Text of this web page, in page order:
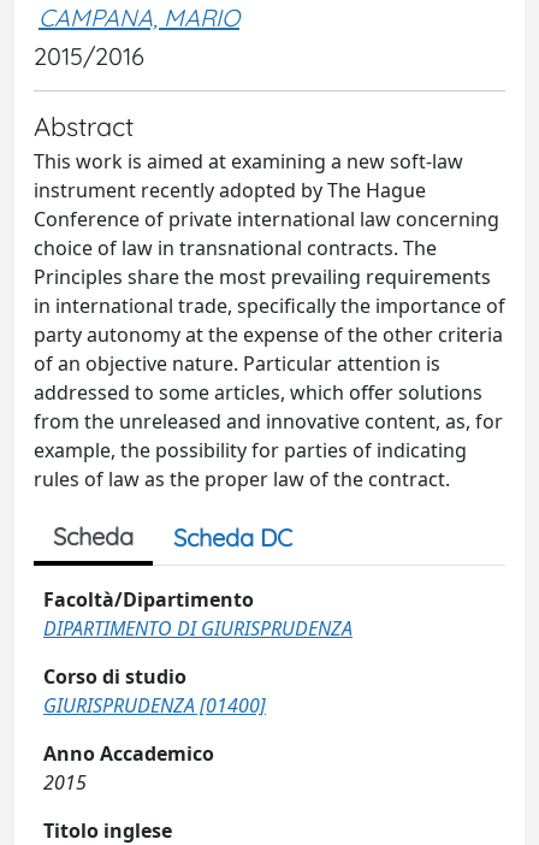
CAMPANA, MARIO
2015/2016
Abstract
This work is aimed at examining a new soft-law
instrument recently adopted by The Hague
Conference of private international law concerning
choice of law in transnational contracts. The
Principles share the most prevailing requirements
in international trade, specifically the importance of
party autonomy at the expense of the other criteria
of an objective nature. Particular attention is
addressed to some articles, which offer solutions
from the unreleased and innovative content, as, for
example, the possibility for parties of indicating
rules of law as the proper law of the contract.
Scheda Scheda DC
Facoltà/Dipartimento
DIPARTIMENTO DI GIURISPRUDENZA
Corso di studio
GIURISPRUDENZA [01400]
Anno Accademico
2015
Titolo inglese